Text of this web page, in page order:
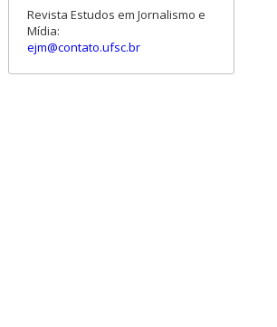
Revista Estudos em Jornalismo e
Mídia:
ejm@contato.ufsc.br